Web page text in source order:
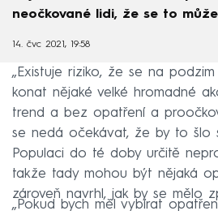
neočkované lidi, že se to
14. čvc 2021, 19:58
„Existuje riziko, že se na
konat nějaké velké hromadné
trend a bez opatření a
se nedá očekávat, že by to šlo
Populaci do té doby určitě
takže tady mohou být nějaká
zároveň navrhl, jak by se mělo
„Pokud bych měl vybírat